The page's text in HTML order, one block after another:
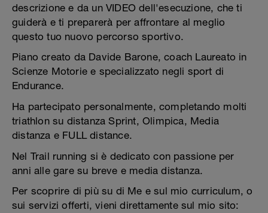
descrizione e da un VIDEO dell'esecuzione, che ti
guiderà e ti preparerà per affrontare al meglio
questo tuo nuovo percorso sportivo.
Piano creato da Davide Barone, coach Laureato in
Scienze Motorie e specializzato negli sport di
Endurance.
Ha partecipato personalmente, completando molti
triathlon su distanza Sprint, Olimpica, Media
distanza e FULL distance.
Nel Trail running si è dedicato con passione per
anni alle gare su breve e media distanza.
Per scoprire di più su di Me e sul mio curriculum, o
sui servizi offerti, vieni direttamente sul mio sito: